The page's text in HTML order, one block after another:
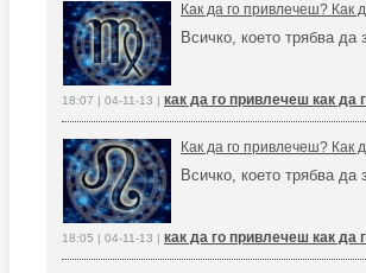
Как да го привлечеш? Как
Всичко, което трябва
18:07 | 04-11-13 | как да го привлечеш как да
Как да го привлечеш? Как
Всичко, което трябва
18:05 | 04-11-13 | как да го привлечеш как да